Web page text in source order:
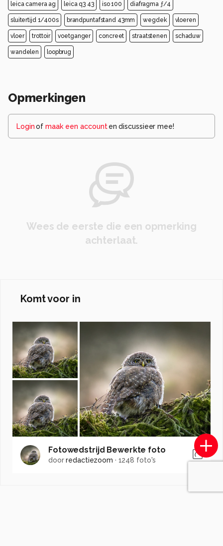
leica camera ag leica q3 43 iso 100 diafragma ƒ/4
sluitertijd 1/400s brandpuntafstand 43mm wegdek vloeren
vloer trottoir voetganger concreet straatstenen schaduw
wandelen loopbrug
Opmerkingen
Loginof maak een account en discussieer mee!
Wees de eerste die een opmerking
achterlaat.
Komt voor in
Fotowedstrijd Bewerkte foto
doorredactiezoom · 1248 foto's